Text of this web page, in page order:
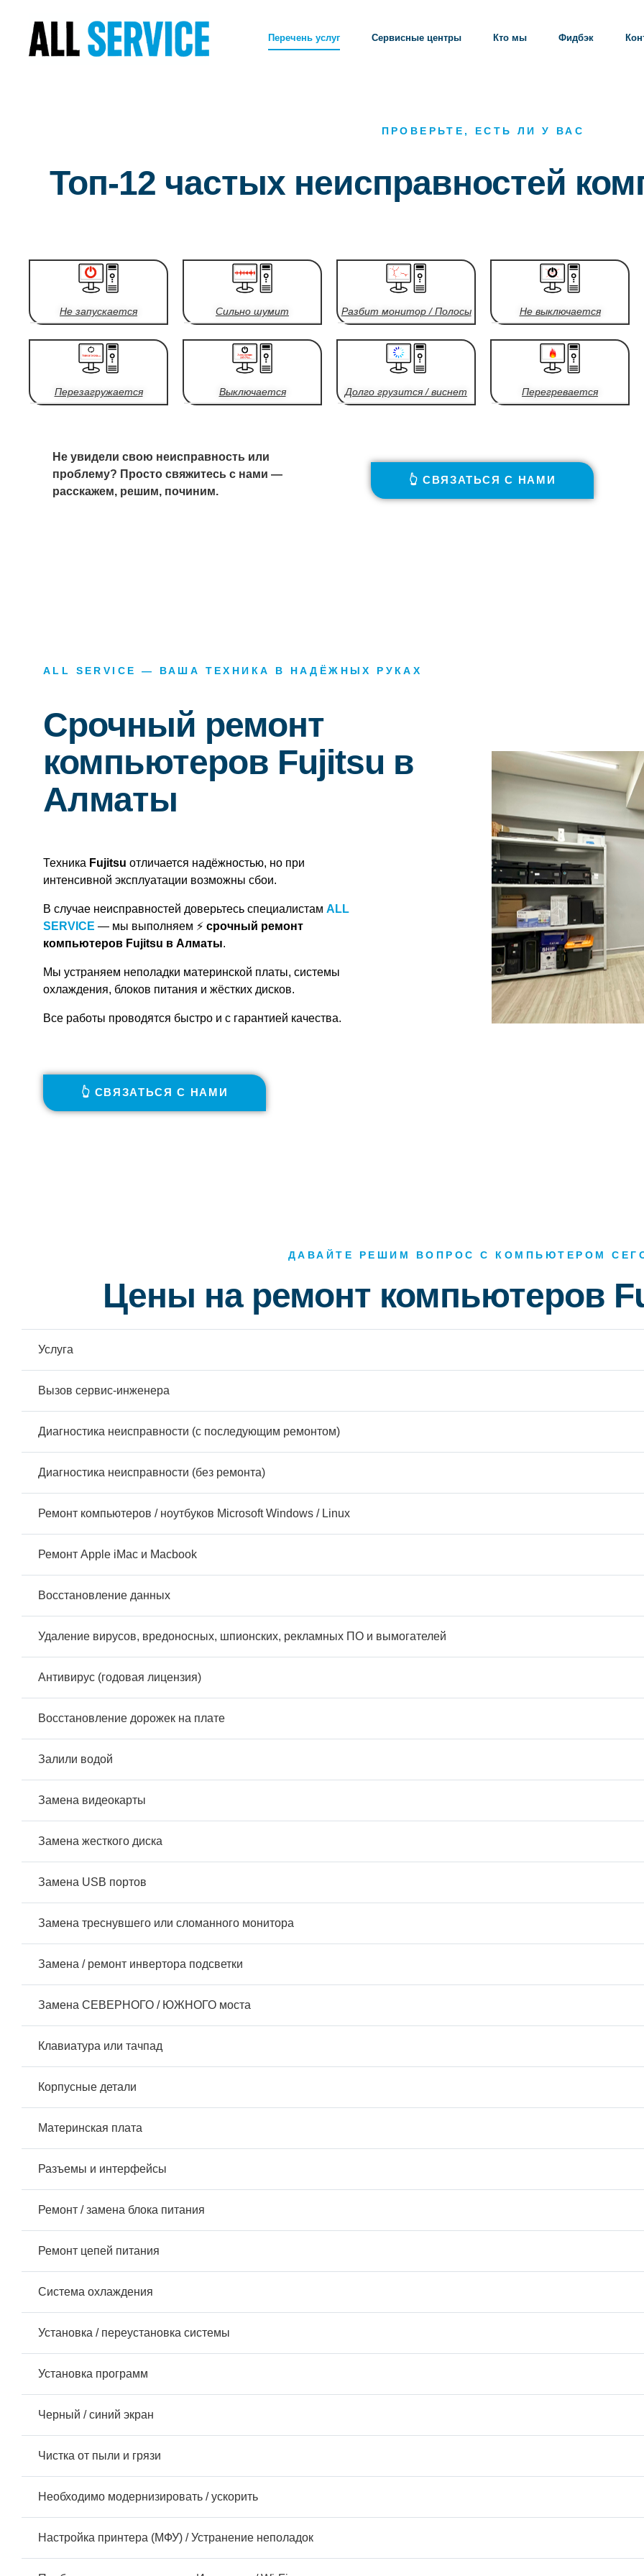
Перечень услуг Сервисные центры Кто мы Фидбэк
ПРОВЕРЬТЕ, ЕСТЬ ЛИ У ВАС
Топ-12 частых неисправностей
Не запускается Сильно шумит Разбит монитор / Полосы Не выключается
Перезагружается Выключается Долго грузится / виснет Перегревается
Не увидели свою неисправность или
проблему? Просто свяжитесь с нами —
расскажем, решим, починим.
👆 СВЯЗАТЬСЯ С НАМИ
ALL SERVICE — ВАША ТЕХНИКА В НАДЁЖНЫХ РУКАХ
Срочный ремонт
компьютеров Fujitsu в
Алматы
Техника Fujitsu отличается надёжностью, но при
интенсивной эксплуатации возможны сбои.
В случае неисправностей доверьтесь специалистам ALL
SERVICE — мы выполняем ⚡ срочный ремонт
компьютеров Fujitsu в Алматы.
Мы устраняем неполадки материнской платы, системы
охлаждения, блоков питания и жёстких дисков.
Все работы проводятся быстро и с гарантией качества.
👆 СВЯЗАТЬСЯ С НАМИ
ДАВАЙТЕ РЕШИМ ВОПРОС С КОМПЬЮТЕРОМ
Цены на ремонт компьютеров
Услуга
Вызов сервис-инженера
Диагностика неисправности (с последующим ремонтом)
Диагностика неисправности (без ремонта)
Ремонт компьютеров / ноутбуков Microsoft Windows / Linux
Ремонт Apple iMac и Macbook
Восстановление данных
Удаление вирусов, вредоносных, шпионских, рекламных ПО и вымогателей
Антивирус (годовая лицензия)
Восстановление дорожек на плате
Залили водой
Замена видеокарты
Замена жесткого диска
Замена USB портов
Замена треснувшего или сломанного монитора
Замена / ремонт инвертора подсветки
Замена СЕВЕРНОГО / ЮЖНОГО моста
Клавиатура или тачпад
Корпусные детали
Материнская плата
Разъемы и интерфейсы
Ремонт / замена блока питания
Ремонт цепей питания
Система охлаждения
Установка / переустановка системы
Установка программ
Черный / синий экран
Чистка от пыли и грязи
Необходимо модернизировать / ускорить
Настройка принтера (МФУ) / Устранение неполадок